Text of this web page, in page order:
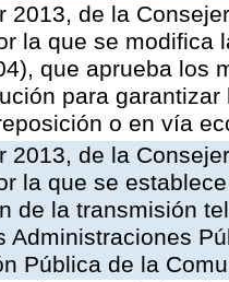
2013, de la
la que se modifica
que aprueba los
para
o en vía
2013, de la
la que se
de la transmisión
Administraciones
Pública de la